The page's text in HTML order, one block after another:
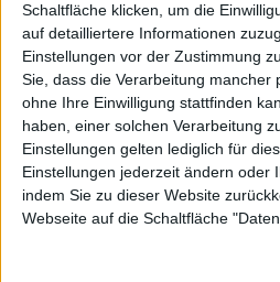
Schaltfläche klicken, um die
auf detailliertere Informationen
Einstellungen vor der Zustimmung
Sie, dass die Verarbeitung mancher
ohne Ihre Einwilligung stattfinden
haben, einer solchen Verarbeitung
Einstellungen gelten lediglich für
Einstellungen jederzeit ändern oder
indem Sie zu dieser Website
Webseite auf die Schaltfläche
Quelle: boersengefluester.de
Auf dem
durchblicken, dass sich Q4
anlässt. Nach einem sehr